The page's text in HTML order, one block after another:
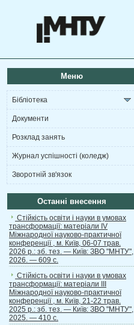
Меню
Бібліотека
Документи
Розклад занять
Журнал успішності (коледж)
Зворотній зв'язок
Останні внесення
Стійкість освіти і науки в умовах
трансформації: матеріали ІV
Міжнародної науково-практичної
конференції , м. Київ, 06-07 трав.
2026 р.: зб. тез. — Київ: ЗВО "МНТУ",
2026. — 609 с.
Стійкість освіти і науки в умовах
трансформації: матеріали ІІІ
Міжнародної науково-практичної
конференції , м. Київ, 21-22 трав.
2025 р.: зб. тез. — Київ: ЗВО "МНТУ",
2025. — 410 с.